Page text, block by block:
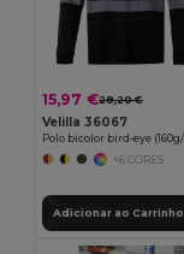
15,97 €28,20 €
Velilla 36067
+6 CORES
Adicionar ao Carrinho